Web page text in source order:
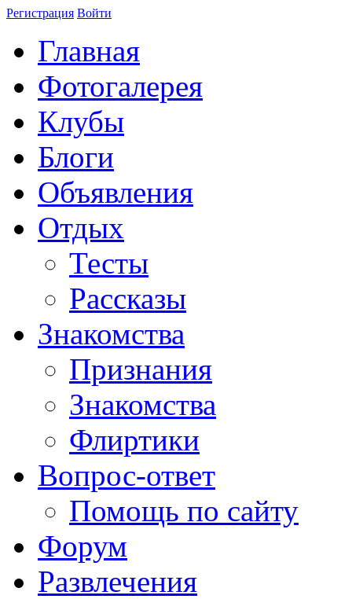
Регистрация Войти
Главная
Фотогалерея
Клубы
Блоги
Объявления
Отдых
Тесты
Рассказы
Знакомства
Признания
Знакомства
Флиртики
Вопрос-ответ
Помощь по сайту
Форум
Развлечения